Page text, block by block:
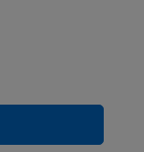
– czasami
efekty są
sięgnąć po
Ci uzyskać